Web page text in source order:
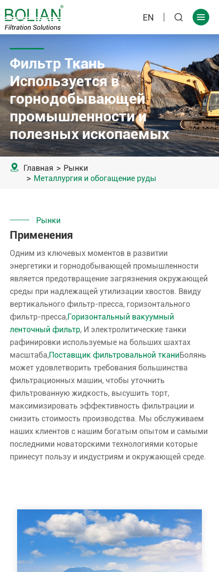
EN  
Фильтр Ткань
Используется в
горнодобывающей
промышленности и
полезных ископаемых
 Главная
Рынки
Металлургия и обогащение руды
Рынки
Применения
Одним из ключевых моментов в развитии
энергетики и горнодобывающей промышленности
является предотвращение загрязнения окружающей
среды при надлежащей утилизации хвостов. Ввиду
вертикального фильтр-пресса, горизонтального
фильтр-пресса,Горизонтальный вакуумный
ленточный фильтр, И электролитические танки
рафинировки используемые на больших шахтах
масштаба,Поставщик фильтровальной тканиБолянь
может удовлетворить требования большинства
фильтрационных машин, чтобы уточнить
фильтрованную жидкость, высушить торт,
максимизировать эффективность фильтрации и
снизить стоимость производства. Мы обслуживаем
наших клиентов с нашим богатым опытом и самыми
последними новаторскими технологиями которые
принесут пользу и индустриям и окружающей среде.